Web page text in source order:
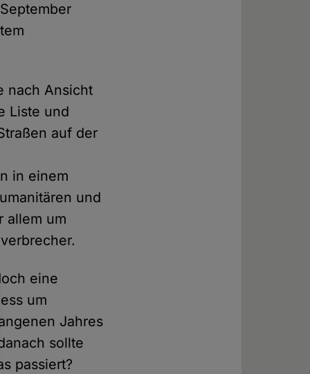
nach Ansicht
Liste und
auf der
in einem
und
allem um
eine
um
Jahres
sollte
passiert?